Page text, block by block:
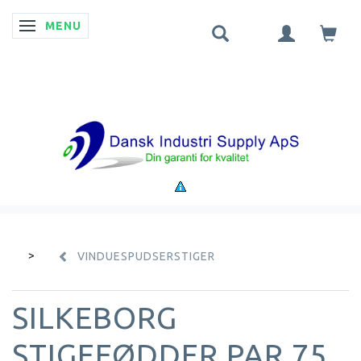
SKIFTE NAVIGATION
MENU
VINDUESPUDSERSTIGER
SILKEBORG